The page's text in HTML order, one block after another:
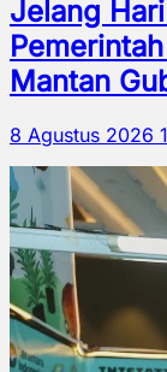
Jelang
Mantan
8 Agustus 2026